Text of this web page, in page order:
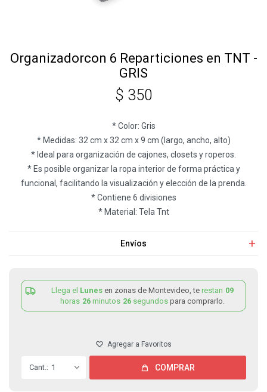
Organizadorcon 6 Reparticiones en TNT -
GRIS
$ 350
* Color: Gris
* Medidas: 32 cm x 32 cm x 9 cm (largo, ancho, alto)
* Ideal para organización de cajones, closets y roperos.
* Es posible organizar la ropa interior de forma práctica y
funcional, facilitando la visualización y elección de la prenda.
* Contiene 6 divisiones
* Material: Tela Tnt
Envíos
Llega el Lunes en zonas de Montevideo, te restan 09
horas 26 minutos 25 segundos para comprarlo.
1 COMPRAR